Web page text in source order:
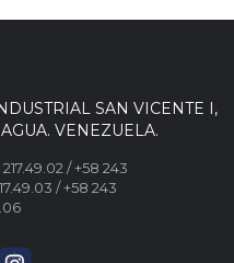
SAN VICENTE I,
VENEZUELA.
/+58 243
/+58 243